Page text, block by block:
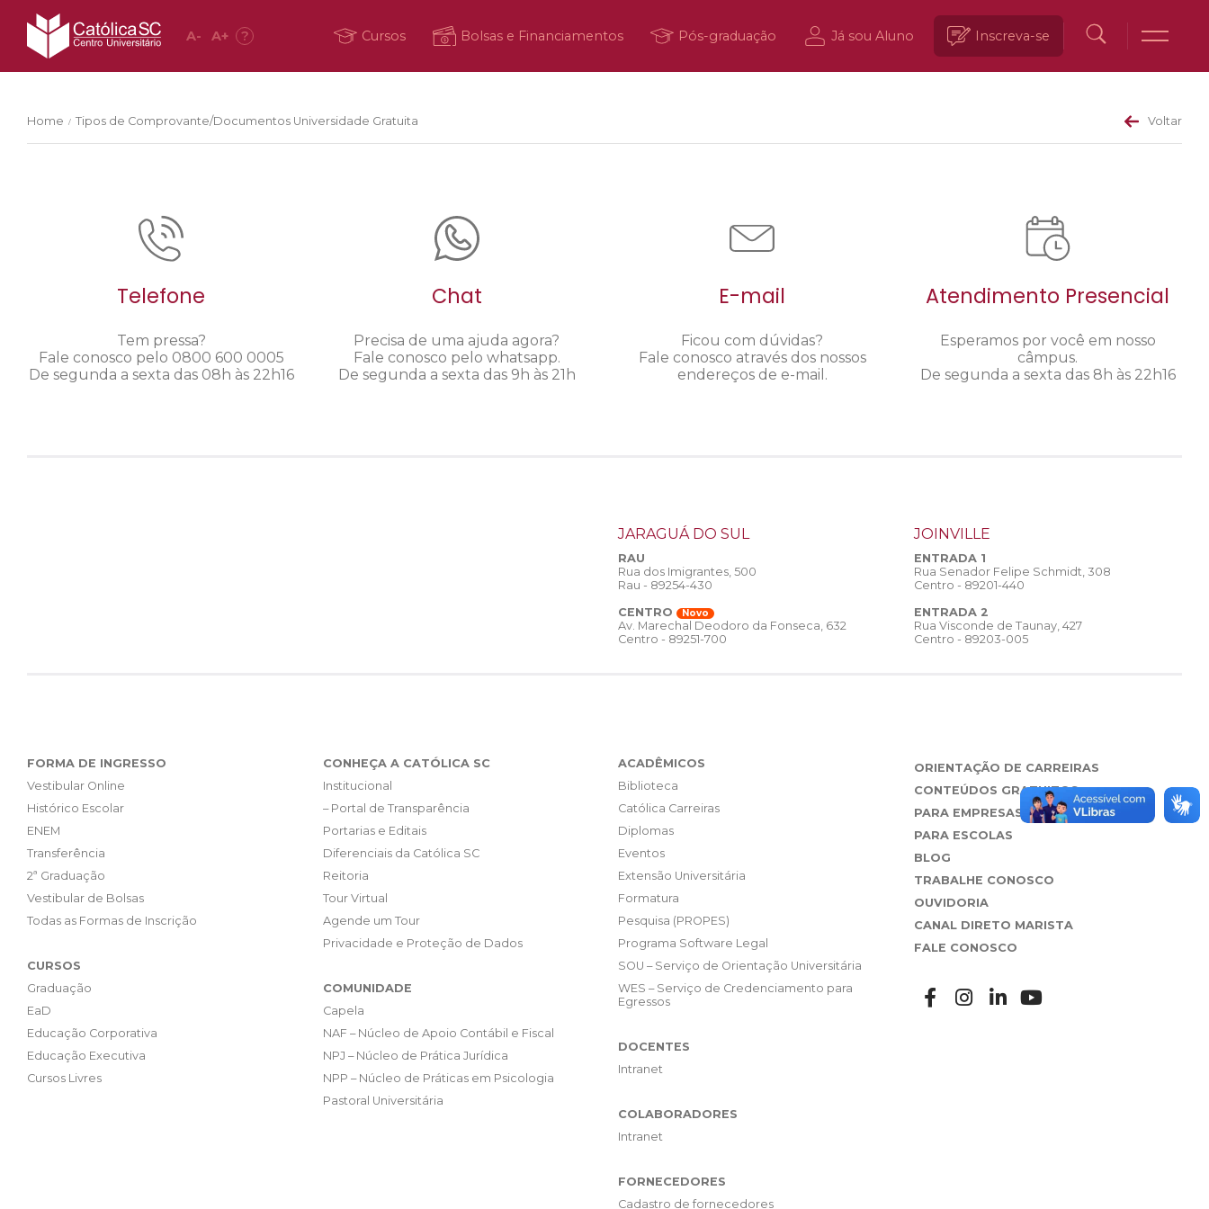
A- A+ ? Cursos Bolsas e Financiamentos Pós-graduação Já sou Aluno Inscreva-se
Home / Tipos de Comprovante/Documentos Universidade Gratuita Voltar
Telefone
Tem pressa?
Fale conosco pelo 0800 600 0005
De segunda a sexta das 08h às 22h16
Chat
Precisa de uma ajuda agora?
Fale conosco pelo whatsapp.
De segunda a sexta das 9h às 21h
E-mail
Ficou com dúvidas?
Fale conosco através dos nossos
endereços de e-mail.
Atendimento Presencial
Esperamos por você em nosso
câmpus.
De segunda a sexta das 8h às 22h16
JARAGUÁ DO SUL
RAU
Rua dos Imigrantes, 500
Rau - 89254-430
CENTRO
Novo
Av. Marechal Deodoro da Fonseca, 632
Centro - 89251-700
JOINVILLE
ENTRADA 1
Rua Senador Felipe Schmidt, 308
Centro - 89201-440
ENTRADA 2
Rua Visconde de Taunay, 427
Centro - 89203-005
FORMA DE INGRESSO
Vestibular Online
Histórico Escolar
ENEM
Transferência
2ª Graduação
Vestibular de Bolsas
Todas as Formas de Inscrição
CURSOS
Graduação
EaD
Educação Corporativa
Educação Executiva
Cursos Livres
CONHEÇA A CATÓLICA SC
Institucional
– Portal de Transparência
Portarias e Editais
Diferenciais da Católica SC
Reitoria
Tour Virtual
Agende um Tour
Privacidade e Proteção de Dados
COMUNIDADE
Capela
NAF – Núcleo de Apoio Contábil e Fiscal
NPJ – Núcleo de Prática Jurídica
NPP – Núcleo de Práticas em Psicologia
Pastoral Universitária
ACADÊMICOS
Biblioteca
Católica Carreiras
Diplomas
Eventos
Extensão Universitária
Formatura
Pesquisa (PROPES)
Programa Software Legal
SOU – Serviço de Orientação Universitária
WES – Serviço de Credenciamento para
Egressos
DOCENTES
Intranet
COLABORADORES
Intranet
FORNECEDORES
Cadastro de fornecedores
ORIENTAÇÃO DE CARREIRAS
CONTEÚDOS GRATUITOS
PARA EMPRESAS
PARA ESCOLAS
BLOG
TRABALHE CONOSCO
OUVIDORIA
CANAL DIRETO MARISTA
FALE CONOSCO